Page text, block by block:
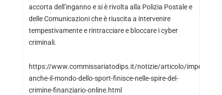
accorta dell’inganno e si è rivolta alla Polizia Postale e
delle Comunicazioni che è riuscita a intervenire
tempestivamente e rintracciare e bloccare i cyber
criminali.
https://www.commissariatodips.it/notizie/articolo/imperia-
anche-il-mondo-dello-sport-finisce-nelle-spire-del-
crimine-finanziario-online.html